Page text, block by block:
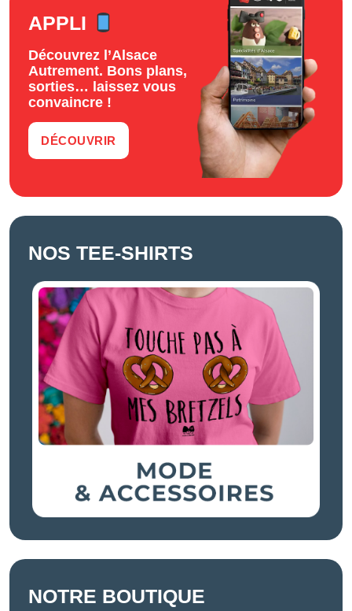
APPLI
Découvrez l’Alsace
Autrement. Bons plans,
sorties… laissez vous
convaincre !
DÉCOUVRIR
NOS TEE-SHIRTS
NOTRE BOUTIQUE